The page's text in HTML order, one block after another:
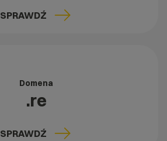
SPRAWDŹ
Domena
.re
SPRAWDŹ